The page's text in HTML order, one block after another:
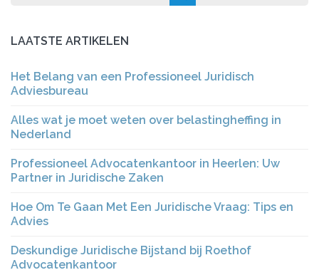
LAATSTE ARTIKELEN
Het Belang van een Professioneel Juridisch
Adviesbureau
Alles wat je moet weten over belastingheffing in
Nederland
Professioneel Advocatenkantoor in Heerlen: Uw
Partner in Juridische Zaken
Hoe Om Te Gaan Met Een Juridische Vraag: Tips en
Advies
Deskundige Juridische Bijstand bij Roethof
Advocatenkantoor